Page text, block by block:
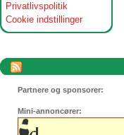
Privatlivspolitik
Cookie indstillinger
Partnere og sponsorer:
Mini-annoncører: